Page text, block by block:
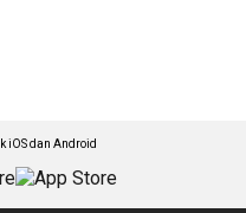
iOS dan Android